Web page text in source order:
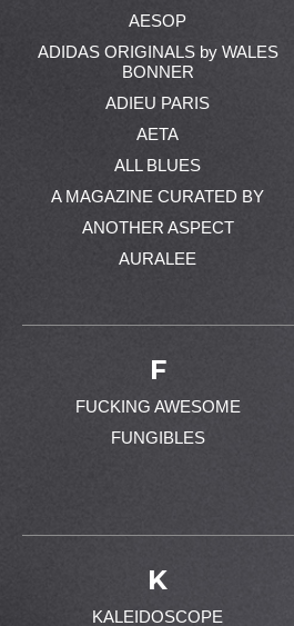
AESOP
ADIDAS ORIGINALS by WALES
BONNER
ADIEU PARIS
AETA
ALL BLUES
A MAGAZINE CURATED BY
ANOTHER ASPECT
AURALEE
F
FUCKING AWESOME
FUNGIBLES
K
KALEIDOSCOPE